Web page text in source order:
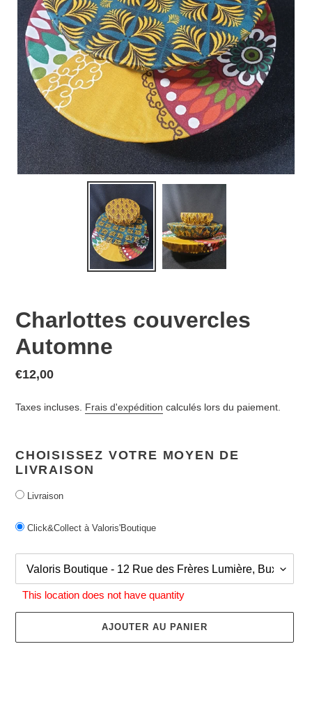
Charlottes couvercles
Automne
Prix
€12,00
Taxes incluses. Frais d'expédition calculés lors du paiement.
CHOISISSEZ VOTRE MOYEN DE
LIVRAISON
Livraison
Click&Collect à Valoris'Boutique
This location does not have quantity
AJOUTER AU PANIER